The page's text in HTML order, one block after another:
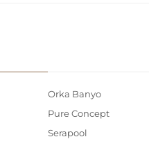
Orka Banyo
Pure Concept
Serapool